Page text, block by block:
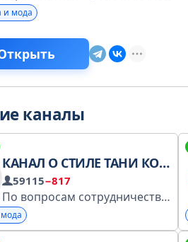
и мода
каналы
КАНАЛ О СТИЛЕ ТАНИ КОМПАНЕНКО
59115−817
По вопросам сотрудничества: @tkom0 Сайт: tanyakom.ru MAX: https://max.ru/kompanenkotanya Инстаграм: instagram.com/tanyakompanenko ВК: vk.com/tkom.style Почта: info@tanyakom.ru https://gosuslugi.ru/snet/67a454daa16f1b5542917972 #SMJCL YMReferral